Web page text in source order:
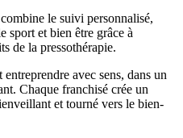
le suivi personnalisé,
sport et bien être grâce à
de la pressothérapie.
avec sens, dans un
Chaque franchisé crée un
et tourné vers le bien-